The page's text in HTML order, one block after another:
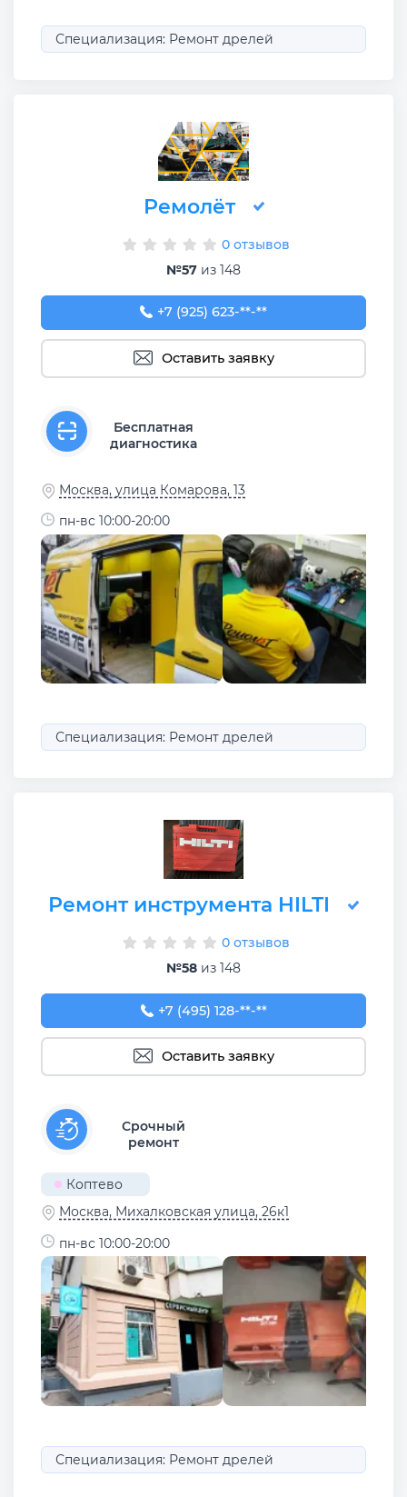
Специализация: Ремонт дрелей
Ремолёт
0 отзывов
№57 из 148
+7 (925) 623-31-28
+7 (925) 623-**-**
Оставить заявку
Бесплатная
диагностика
Москва, улица Комарова, 13
пн-вс 10:00-20:00
Специализация: Ремонт дрелей
Ремонт инструмента HILTI
0 отзывов
№58 из 148
+7 (495) 128-32-54
+7 (495) 128-**-**
Оставить заявку
Срочный
ремонт
Коптево
Москва, Михалковская улица, 26к1
пн-вс 10:00-20:00
Специализация: Ремонт дрелей